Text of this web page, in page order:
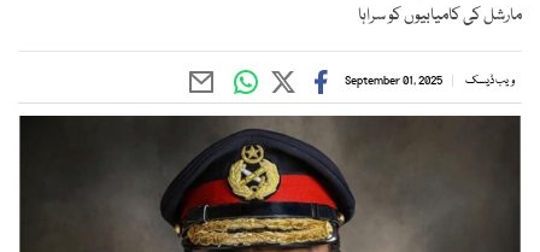
مارشل کی کامیابیوں کو سراہا
ویب ڈیسک September 01, 2025